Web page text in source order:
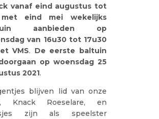
vanaf eind augustus tot
eind mei wekelijks
aanbieden op
van 16u30 tot 17u30
VMS. De eerste baltuin
op woensdag 25
2021.
blijven lid van onze
Knack Roeselare, en
zijn als speelster